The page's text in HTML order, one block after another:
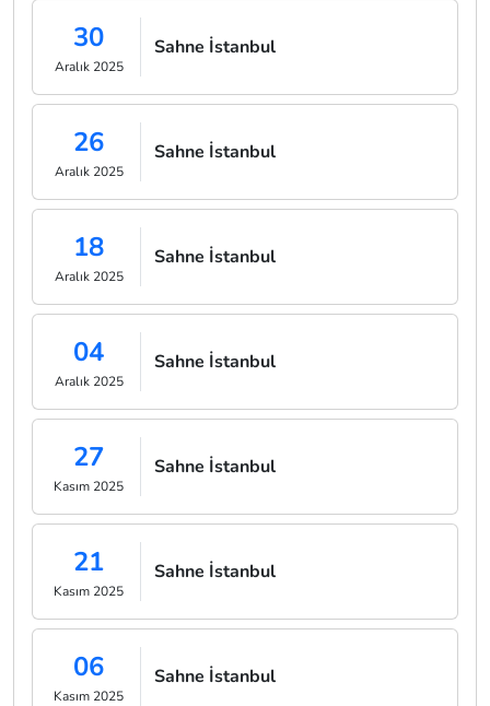
30
Aralık 2025
Sahne İstanbul
26
Aralık 2025
Sahne İstanbul
18
Aralık 2025
Sahne İstanbul
04
Aralık 2025
Sahne İstanbul
27
Kasım 2025
Sahne İstanbul
21
Kasım 2025
Sahne İstanbul
06
Kasım 2025
Sahne İstanbul